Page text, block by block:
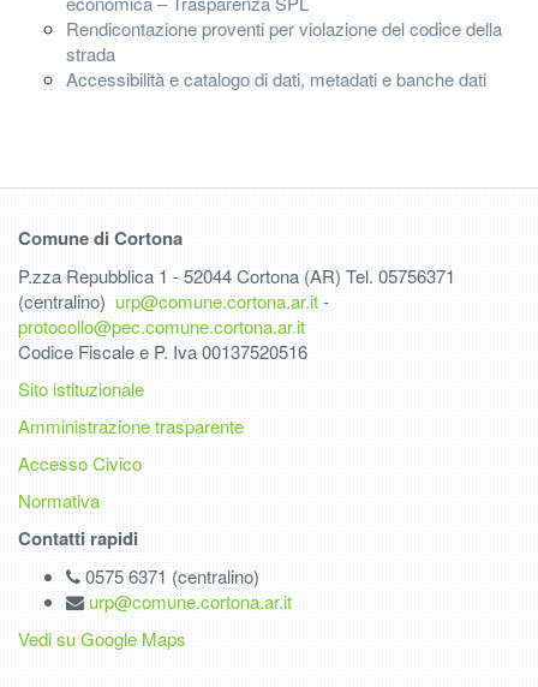
Rendicontazione proventi per violazione del codice della
strada
Accessibilità e catalogo di dati, metadati e banche dati
Comune di Cortona
P.zza Repubblica 1 - 52044 Cortona (AR) Tel. 05756371
(centralino) urp@comune.cortona.ar.it-
protocollo@pec.comune.cortona.ar.it
Codice Fiscale e P. Iva 00137520516
Sito istituzionale
Amministrazione trasparente
Accesso Civico
Normativa
Contatti rapidi
0575 6371 (centralino)
urp@comune.cortona.ar.it
Vedi su Google Maps